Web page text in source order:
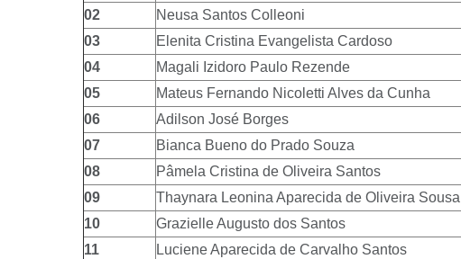
02
Neusa Santos Colleoni
03
Elenita Cristina Evangelista Cardoso
04
Magali Izidoro Paulo Rezende
05
Mateus Fernando Nicoletti Alves da Cunha
06
Adilson José Borges
07
Bianca Bueno do Prado Souza
08
Pâmela Cristina de Oliveira Santos
09
Thaynara Leonina Aparecida de Oliveira Sousa
10
Grazielle Augusto dos Santos
11
Luciene Aparecida de Carvalho Santos